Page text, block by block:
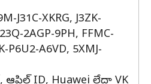
J31C-XKRG, J3ZK-
2AGP-9PH, FFMC-
P6U2-A6VD, 5XMJ-